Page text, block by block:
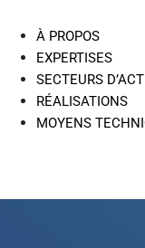
À PROPOS
EXPERTISES
SECTEURS
RÉALISATIONS
MOYENS